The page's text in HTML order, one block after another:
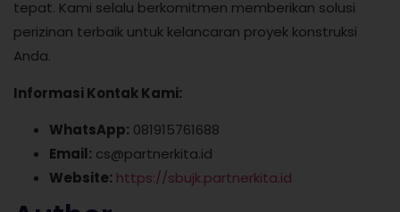
tepat. Kami selalu berkomitmen memberikan solusi
perizinan terbaik untuk kelancaran proyek konstruksi
Anda.
Informasi Kontak Kami:
WhatsApp: 081915761688
Email: cs@partnerkita.id
Website: https://sbujk.partnerkita.id